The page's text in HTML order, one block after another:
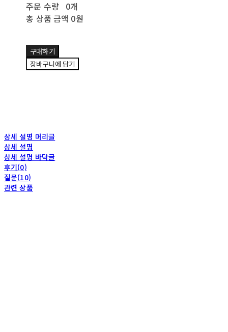
주문 수량 0개
총 상품 금액 0원
구매하기
장바구니에 담기
상세 설명 머리글
상세 설명
상세 설명 바닥글
후기(0)
질문(10)
관련 상품